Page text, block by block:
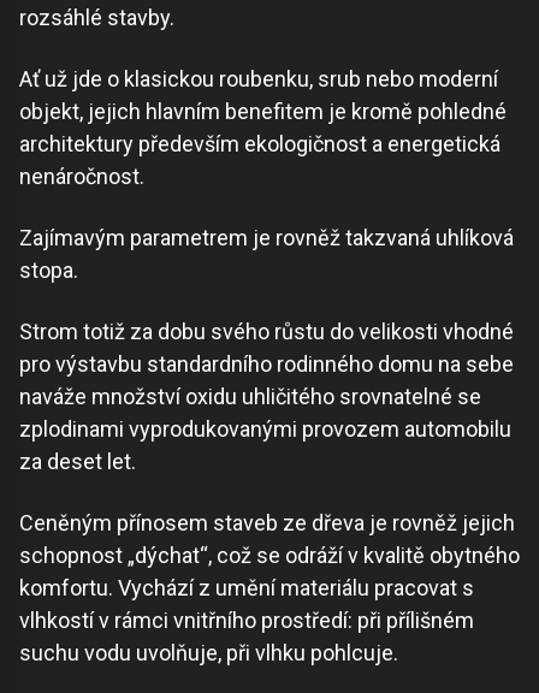
rozsáhlé stavby.
Ať už jde o klasickou roubenku, srub nebo moderní
objekt, jejich hlavním benefitem je kromě pohledné
architektury především ekologičnost a energetická
nenáročnost.
Zajímavým parametrem je rovněž takzvaná uhlíková
stopa.
Strom totiž za dobu svého růstu do velikosti vhodné
pro výstavbu standardního rodinného domu na sebe
naváže množství oxidu uhličitého srovnatelné se
zplodinami vyprodukovanými provozem automobilu
za deset let.
Ceněným přínosem staveb ze dřeva je rovněž jejich
schopnost „dýchat“, což se odráží v kvalitě obytného
komfortu. Vychází z umění materiálu pracovat s
vlhkostí v rámci vnitřního prostředí: při přílišném
suchu vodu uvolňuje, při vlhku pohlcuje.